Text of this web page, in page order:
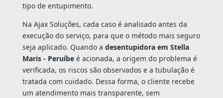
tipo de entupimento.
Na Ajax Soluções, cada caso é analisado antes da
execução do serviço, para que o método mais seguro
seja aplicado. Quando a desentupidora em Stella
Maris - Peruíbeé acionada, a origem do problema é
verificada, os riscos são observados e a tubulação é
tratada com cuidado. Dessa forma, o cliente recebe
um atendimento mais transparente, sem